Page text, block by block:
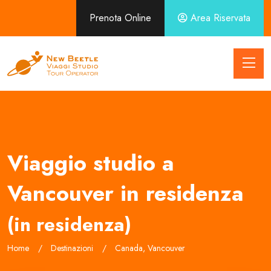
Prenota Online Area Riservata
Viaggio studio a
Vancouver in residenza
(in residenza)
Home Destinazioni Canada, Vancouver